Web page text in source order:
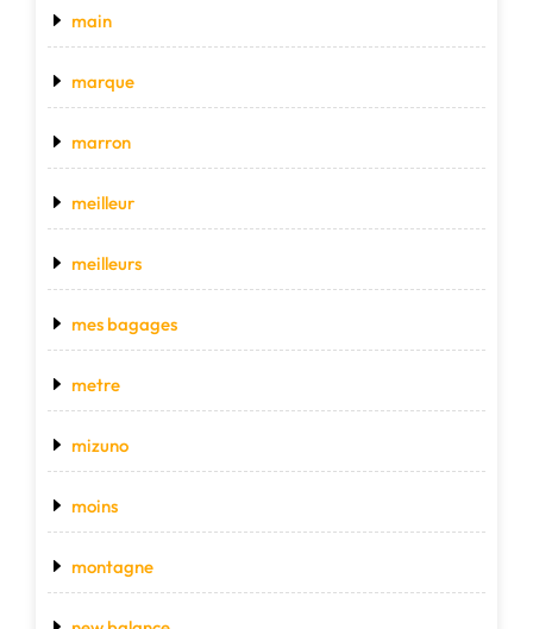
main
marque
marron
meilleur
meilleurs
mes bagages
metre
mizuno
moins
montagne